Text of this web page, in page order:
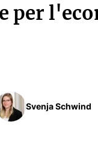
per
Svenja Schwind